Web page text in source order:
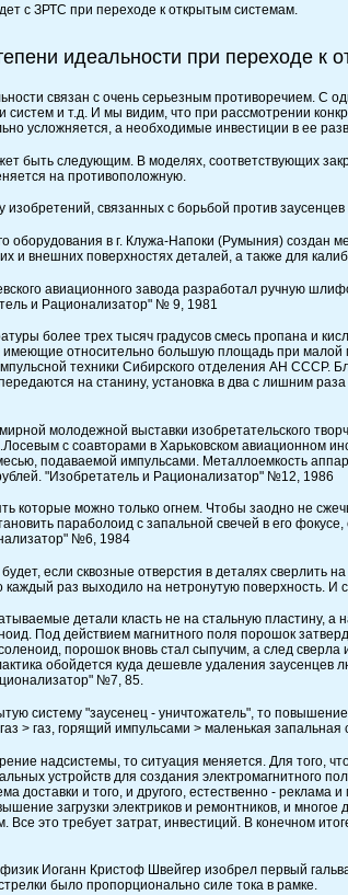
с ЗРТС при переходе к открытым системам.
идеальности при переходе к
связан с очень серьезным противоречием. С
и т.д. И мы видим, что при рассмотрении
усложняется, а необходимые инвестиции в ее
быть следующим. В моделях, соответствующих
на противоположную.
связанных с борьбой против
оборудования в г. Клужа-Напоки (Румыния) создан
и внешних поверхностях деталей, а также для
авиационного завода разработал ручную
и Рационализатор" № 9, 1981
более трех тысяч градусов смесь пропана и
относительно большую площадь при малой
техники Сибирского отделения АН СССР.
на станину, установка в два с лишним
молодежной выставки изобретательского
с соавторами в Харьковском авиационном
подаваемой импульсами. Металлоемкость
"Изобретатель и Рационализатор" №12, 1986
которые можно только огнем. Чтобы заодно не
параболоид с запальной свечей в его
№6, 1984
если сквозные отверстия в деталях сверлить
каждый раз выходило на нетронутую поверхность. И
детали класть не на стальную пластину,
Под действием магнитного поля порошок
порошок вновь стал сыпучим, а след
обойдется куда дешевле удаления заусенцев
№7, 85.
систему "заусенец - уничтожатель", то
> газ, горящий импульсами > маленькая запальная
надсистемы, то ситуация меняется. Для того,
устройств для создания электромагнитного
доставки и того, и другого, естественно - реклама
загрузки электриков и ремонтников, и многое
Все это требует затрат, инвестиций. В конечном
Иоганн Кристоф Швейгер изобрел первый
было пропорционально силе тока в рамке.